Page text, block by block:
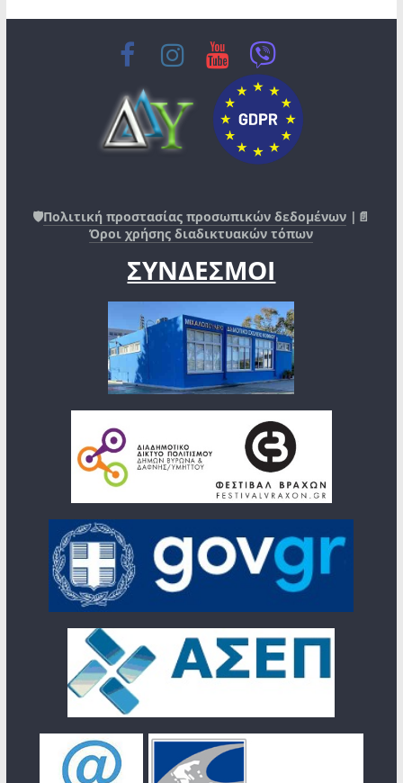
🛡️Πολιτική προστασίας προσωπικών δεδομένων |📄
Όροι χρήσης διαδικτυακών τόπων
ΣΥΝΔΕΣΜΟΙ